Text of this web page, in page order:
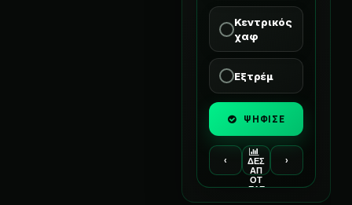
Κεντρικός
χαφ
Εξτρέμ
ΨΗΦΙΣΕ
‹
ΔΕΣ
ΑΠ
ΟΤ
ΕΛΕ
›